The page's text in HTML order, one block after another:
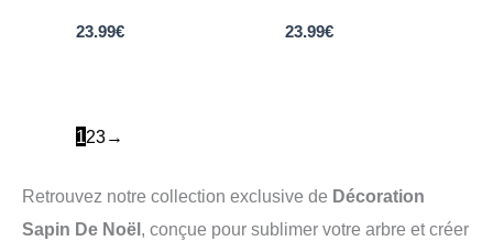
23.99€ 23.99€
123→
Retrouvez notre collection exclusive de Décoration
Sapin De Noël , conçue pour sublimer votre arbre et créer